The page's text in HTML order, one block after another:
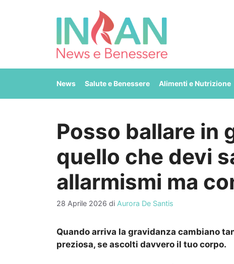
News Salute e Benessere Alimenti e Nutrizione
Posso ballare in
quello che devi
allarmismi ma
28 Aprile 2026 di Aurora De Santis
Quando arriva la gravidanza cambiano
preziosa, se ascolti davvero il tuo corpo.